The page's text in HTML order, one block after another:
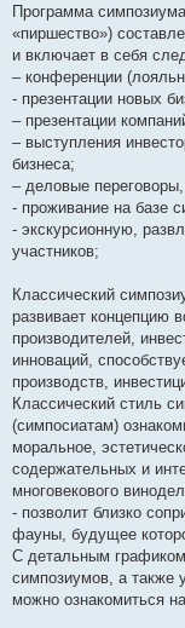
я
Программа
«пиршество»)
и включает в себя
– конференции
- презентации новых
– презентации
– выступления
бизнеса;
– деловые
- проживание на базе
- экскурсионную,
участников;
Классический
развивает концепцию
производителей,
инноваций,
производств,
Классический стиль
(симпосиатам)
моральное,
содержательных и
многовекового
- позволит близко
фауны, будущее
С детальным
симпозиумов, а также
можно ознакомиться